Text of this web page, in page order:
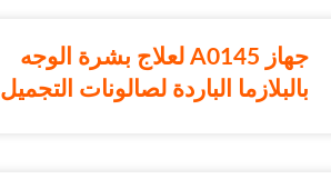
جهاز A0145 لعلاج بشرة الوجه
بالبلازما الباردة لصالونات التجميل